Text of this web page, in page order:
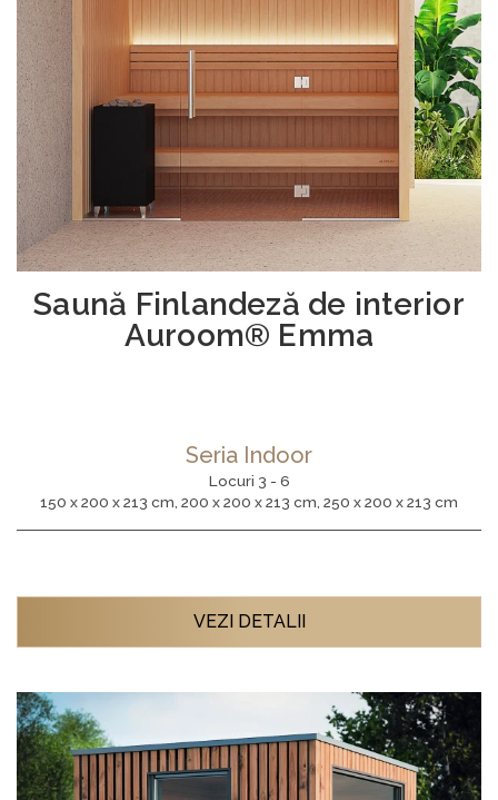
Saună Finlandeză de interior
Auroom® Emma
Seria Indoor
Locuri 3 - 6
150 x 200 x 213 cm, 200 x 200 x 213 cm, 250 x 200 x 213 cm
VEZI DETALII